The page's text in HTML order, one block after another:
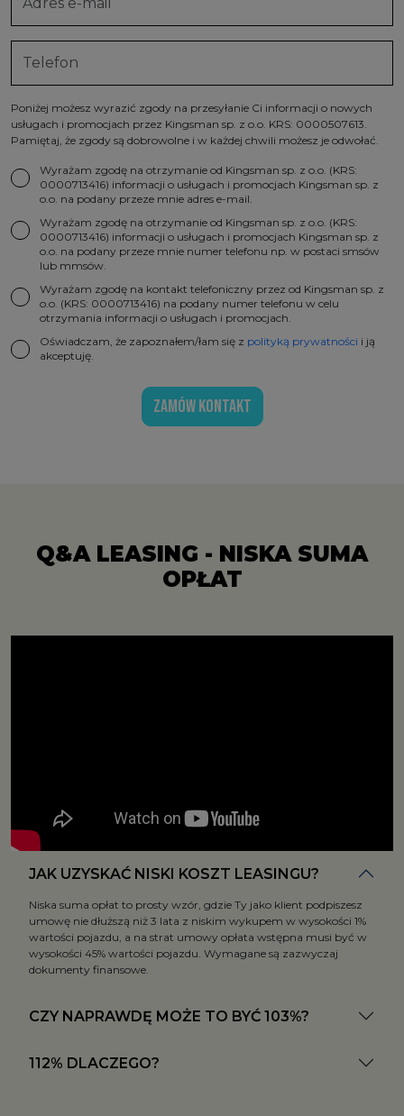
Poniżej możesz wyrazić zgody na przesyłanie Ci informacji o nowych
usługach i promocjach przez Kingsman sp. z o.o. KRS: 0000507613.
Pamiętaj, że zgody są dobrowolne i w każdej chwili możesz je odwołać.
Wyrażam zgodę na otrzymanie od Kingsman sp. z o.o. (KRS:
0000713416) informacji o usługach i promocjach Kingsman sp. z
o.o. na podany przeze mnie adres e-mail.
Wyrażam zgodę na otrzymanie od Kingsman sp. z o.o. (KRS:
0000713416) informacji o usługach i promocjach Kingsman sp. z
o.o. na podany przeze mnie numer telefonu np. w postaci smsów
lub mmsów.
Wyrażam zgodę na kontakt telefoniczny przez od Kingsman sp. z
o.o. (KRS: 0000713416) na podany numer telefonu w celu
otrzymania informacji o usługach i promocjach.
Oświadczam, że zapoznałem/łam się z polityką prywatności i ją
akceptuję.
ZAMÓW KONTAKT
Q&A LEASING - NISKA SUMA
OPŁAT
JAK UZYSKAĆ NISKI KOSZT LEASINGU?
Niska suma opłat to prosty wzór, gdzie Ty jako klient podpiszesz
umowę nie dłuższą niż 3 lata z niskim wykupem w wysokości 1%
wartości pojazdu, a na strat umowy opłata wstępna musi być w
wysokości 45% wartości pojazdu. Wymagane są zazwyczaj
dokumenty finansowe.
CZY NAPRAWDĘ MOŻE TO BYĆ 103%?
112% DLACZEGO?